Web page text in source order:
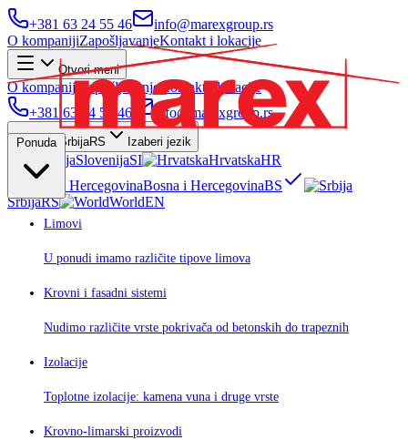
+381 63 24 55 46
info@marexgroup.rs
O kompanijiZapošljavanjeKontakt i lokacije
Otvori meni
O kompaniji ZapošljavanjeKontakt i lokacije
+381 63 24 55 46
info@marexgroup.rs
SrbijaRS Izaberi jezik
SlovenijaSI HrvatskaHR
Bosna i HercegovinaBS
SrbijaRS WorldEN
Ponuda
Limovi
U ponudi imamo različite tipove limova
Krovni i fasadni sistemi
Nudimo različite vrste pokrivača od betonskih do trapeznih
Izolacije
Toplotne izolacije: kamena vuna i druge vrste
Krovno-limarski proizvodi